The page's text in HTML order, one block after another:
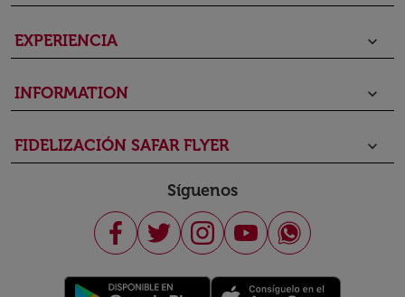
EXPERIENCIA keyboard_arrow_down
INFORMATION keyboard_arrow_down
FIDELIZACIÓN SAFAR FLYER keyboard_arrow_down
Síguenos